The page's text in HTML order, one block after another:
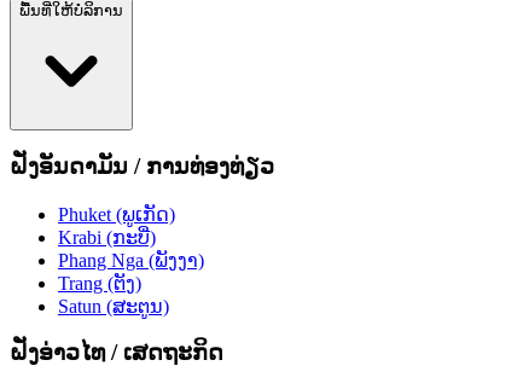
ພື້ນທີ່ໃຫ້ບໍລິການ
ຝັ່ງອັນດາມັນ / ການທ່ອງທ່ຽວ
Phuket (ພູເກັດ)
Krabi (ກະບີ່)
Phang Nga (ພັງງາ)
Trang (ຕັງ)
Satun (ສະຕູນ)
ຝັ່ງອ່າວໄທ / ເສດຖະກິດ